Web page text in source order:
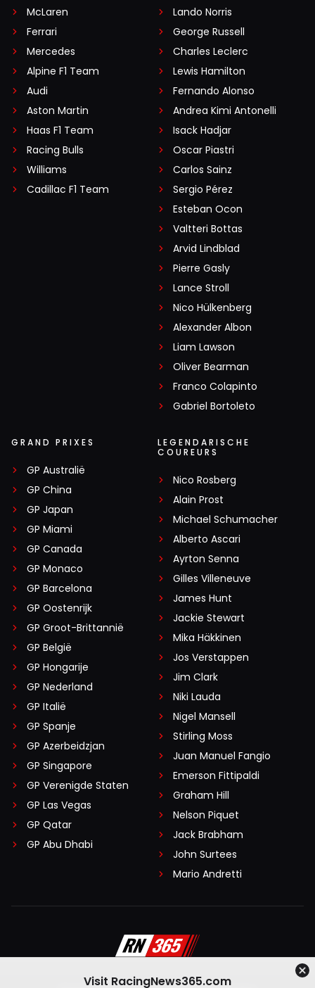
McLaren
Ferrari
Mercedes
Alpine F1 Team
Audi
Aston Martin
Haas F1 Team
Racing Bulls
Williams
Cadillac F1 Team
Lando Norris
George Russell
Charles Leclerc
Lewis Hamilton
Fernando Alonso
Andrea Kimi Antonelli
Isack Hadjar
Oscar Piastri
Carlos Sainz
Sergio Pérez
Esteban Ocon
Valtteri Bottas
Arvid Lindblad
Pierre Gasly
Lance Stroll
Nico Hülkenberg
Alexander Albon
Liam Lawson
Oliver Bearman
Franco Colapinto
Gabriel Bortoleto
GRAND PRIXES
GP Australië
GP China
GP Japan
GP Miami
GP Canada
GP Monaco
GP Barcelona
GP Oostenrijk
GP Groot-Brittannië
GP België
GP Hongarije
GP Nederland
GP Italië
GP Spanje
GP Azerbeidzjan
GP Singapore
GP Verenigde Staten
GP Las Vegas
GP Qatar
GP Abu Dhabi
LEGENDARISCHE
COUREURS
Nico Rosberg
Alain Prost
Michael Schumacher
Alberto Ascari
Ayrton Senna
Gilles Villeneuve
James Hunt
Jackie Stewart
Mika Häkkinen
Jos Verstappen
Jim Clark
Niki Lauda
Nigel Mansell
Stirling Moss
Juan Manuel Fangio
Emerson Fittipaldi
Graham Hill
Nelson Piquet
Jack Brabham
John Surtees
Mario Andretti
Visit RacingNews365.com